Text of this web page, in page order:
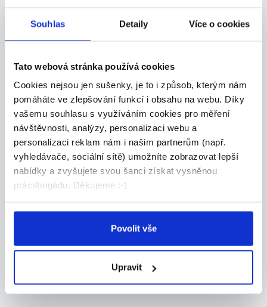
Souhlas Detaily Více o cookies
Tato webová stránka používá cookies
Cookies nejsou jen sušenky, je to i způsob, kterým nám
pomáháte ve zlepšování funkcí i obsahu na webu. Díky
vašemu souhlasu s využíváním cookies pro měření
návštěvnosti, analýzy, personalizaci webu a
personalizaci reklam nám i našim partnerům (např.
vyhledávače, sociální sítě) umožníte zobrazovat lepší
nabídky a zvyšujete svou šanci získat vysněnou
práci/brigádu. Děkujeme :-)
Povolit vše
Upravit
ukázkových lekcí v IT škole |
Tri...
chtě...
Celá ČR
Algorithmics s.r.o.
předmětů
Nabízíme možnost výdělkové činnosti výrobou
Celá ČR